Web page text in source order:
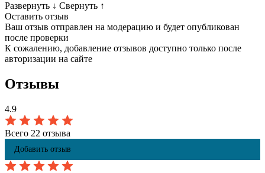
Развернуть ↓ Свернуть ↑
Оставить отзыв
Ваш отзыв отправлен на модерацию и будет опубликован
после проверки
К сожалению, добавление отзывов доступно только после
авторизации на сайте
Отзывы
4.9
Всего 22 отзыва
Добавить отзыв